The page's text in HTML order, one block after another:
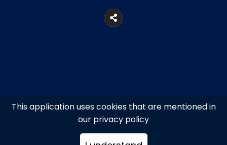
This application uses cookies that are mentioned in
our privacy policy
Λεωφ. Βασιλίσσης Όλγας, Αθήνα